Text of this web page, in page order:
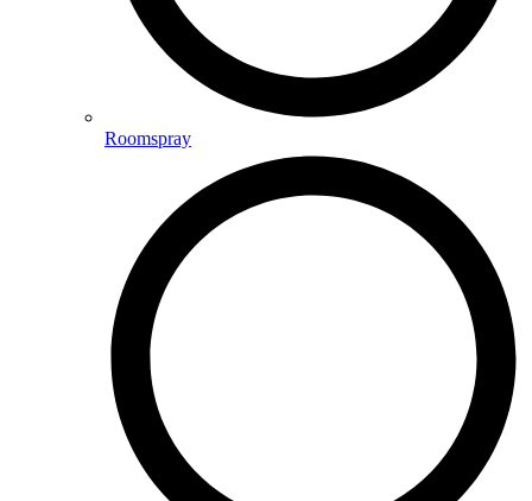
Roomspray